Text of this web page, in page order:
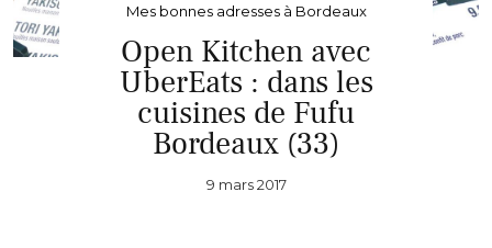
Mes bonnes adresses à Bordeaux
Open Kitchen avec
UberEats : dans les
cuisines de Fufu
Bordeaux (33)
9 mars 2017